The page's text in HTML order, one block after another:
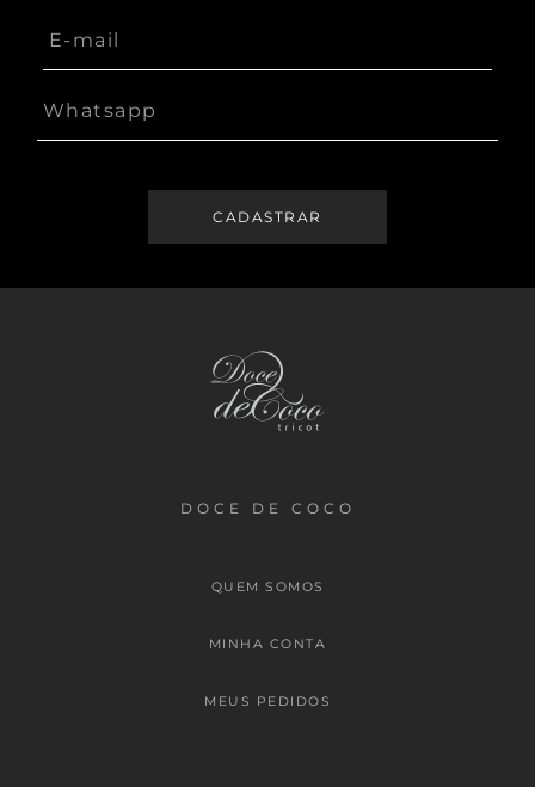
DOCE DE COCO
QUEM SOMOS
MINHA CONTA
MEUS PEDIDOS